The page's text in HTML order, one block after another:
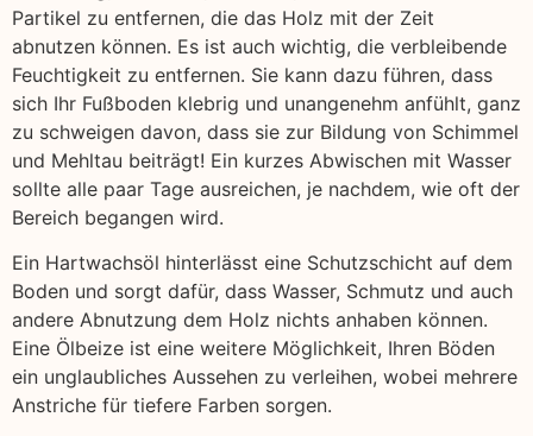
Partikel zu entfernen, die das Holz mit der Zeit
abnutzen können. Es ist auch wichtig, die verbleibende
Feuchtigkeit zu entfernen. Sie kann dazu führen, dass
sich Ihr Fußboden klebrig und unangenehm anfühlt, ganz
zu schweigen davon, dass sie zur Bildung von Schimmel
und Mehltau beiträgt! Ein kurzes Abwischen mit Wasser
sollte alle paar Tage ausreichen, je nachdem, wie oft der
Bereich begangen wird.
Ein Hartwachsöl hinterlässt eine Schutzschicht auf dem
Boden und sorgt dafür, dass Wasser, Schmutz und auch
andere Abnutzung dem Holz nichts anhaben können.
Eine Ölbeize ist eine weitere Möglichkeit, Ihren Böden
ein unglaubliches Aussehen zu verleihen, wobei mehrere
Anstriche für tiefere Farben sorgen.